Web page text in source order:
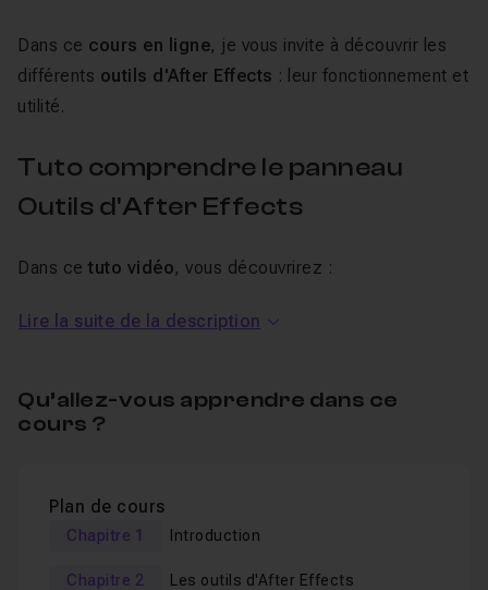
Dans ce cours en ligne, je vous invite à découvrir les
différents outils d'After Effects : leur fonctionnement et
utilité.
Tuto comprendre le panneau
Outils d'After Effects
Dans ce tuto vidéo, vous découvrirez :
Les outils de sélection d'After Effects
Les masques
Les outils de texte
....
Je reste à votre disposition en
questions, remarques ou besoin en vidéo
Lire la suite de la description
Qu’allez-vous apprendre dans ce
cours ?
Plan de cours
Chapitre 1 Introduction
Chapitre 2 Les outils d'After Effects